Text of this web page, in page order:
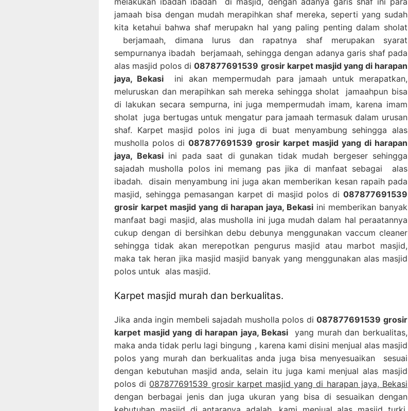
jamaah bisa dengan mudah merapihkan shaf mereka, seperti yang sudah
kita ketahui bahwa shaf merupakn hal yang paling penting dalam sholat
berjamaah, dimana lurus dan rapatnya shaf merupakan syarat
sempurnanya ibadah berjamaah, sehingga dengan adanya garis shaf pada
alas masjid polos di087877691539 grosir karpet masjid yang di harapan
jaya, Bekasi ini akan mempermudah para jamaah untuk merapatkan,
meluruskan dan merapihkan sah mereka sehingga sholat jamaahpun bisa
di lakukan secara sempurna, ini juga mempermudah imam, karena imam
sholat juga bertugas untuk mengatur para jamaah termasuk dalam urusan
shaf. Karpet masjid polos ini juga di buat menyambung sehingga alas
musholla polos di 087877691539 grosir karpet masjid yang di harapan
jaya, Bekasiini pada saat di gunakan tidak mudah bergeser sehingga
sajadah musholla polos ini memang pas jika di manfaat sebagai alas
ibadah. disain menyambung ini juga akan memberikan kesan rapaih pada
masjid, sehingga pemasangan karpet di masjid polos di 087877691539
grosir karpet masjid yang di harapan jaya, Bekasi ini memberikan banyak
manfaat bagi masjid, alas musholla ini juga mudah dalam hal peraatannya
cukup dengan di bersihkan debu debunya menggunakan vaccum cleaner
sehingga tidak akan merepotkan pengurus masjid atau marbot masjid,
maka tak heran jika masjid masjid banyak yang menggunakan alas masjid
polos untuk alas masjid.
Karpet masjid murah dan berkualitas.
Jika anda ingin membeli sajadah musholla polos di087877691539 grosir
karpet masjid yang di harapan jaya, Bekasi yang murah dan berkualitas,
maka anda tidak perlu lagi bingung , karena kami disini menjual alas masjid
polos yang murah dan berkualitas anda juga bisa menyesuaikan sesuai
dengan kebutuhan masjid anda, selain itu juga kami menjual alas masjid
polos di 087877691539 grosir karpet masjid yang di harapan jaya, Bekasi
dengan berbagai jenis dan juga ukuran yang bisa di sesuaikan dengan